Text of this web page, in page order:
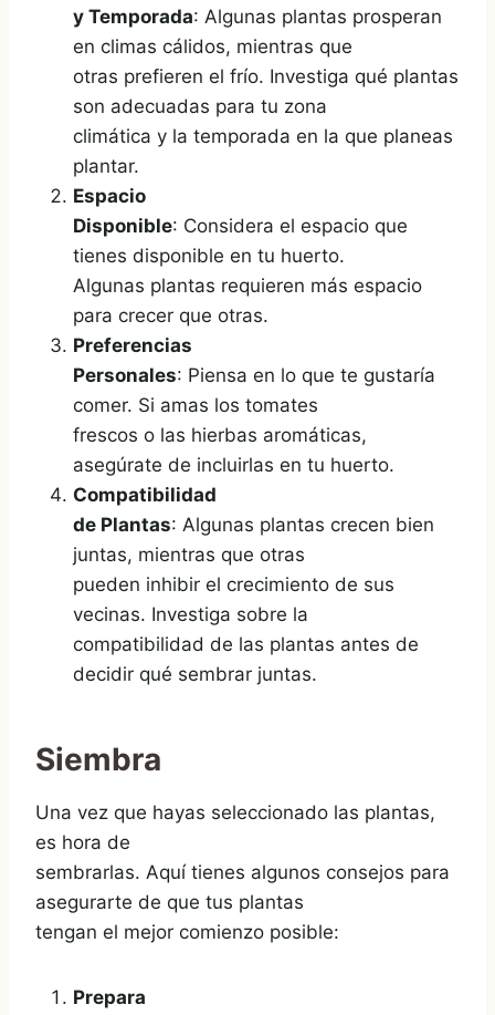
y Temporada: Algunas plantas prosperan
en climas cálidos, mientras que
otras prefieren el frío. Investiga qué plantas
son adecuadas para tu zona
climática y la temporada en la que planeas
plantar.
Espacio
Disponible: Considera el espacio que
tienes disponible en tu huerto.
Algunas plantas requieren más espacio
para crecer que otras.
Preferencias
Personales: Piensa en lo que te gustaría
comer. Si amas los tomates
frescos o las hierbas aromáticas,
asegúrate de incluirlas en tu huerto.
Compatibilidad
de Plantas: Algunas plantas crecen bien
juntas, mientras que otras
pueden inhibir el crecimiento de sus
vecinas. Investiga sobre la
compatibilidad de las plantas antes de
decidir qué sembrar juntas.
Siembra
Una vez que hayas seleccionado las plantas,
es hora de
sembrarlas. Aquí tienes algunos consejos para
asegurarte de que tus plantas
tengan el mejor comienzo posible:
Prepara